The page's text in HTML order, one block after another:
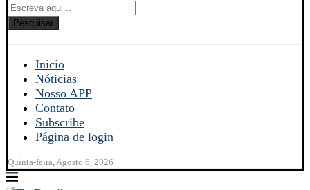
Pesquisar
Inicio
Nóticias
Nosso APP
Contato
Subscribe
Página de login
Quinta-feira, Agosto 6, 2026